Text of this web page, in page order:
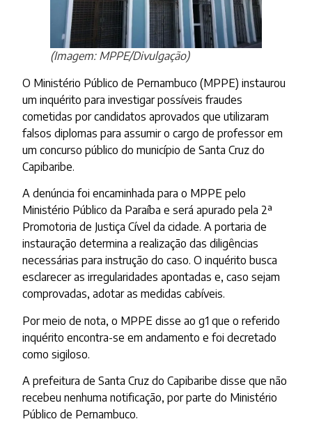
(Imagem: MPPE/Divulgação)
O Ministério Público de Pernambuco (MPPE) instaurou
um inquérito para investigar possíveis fraudes
cometidas por candidatos aprovados que utilizaram
falsos diplomas para assumir o cargo de professor em
um concurso público do município de Santa Cruz do
Capibaribe.
A denúncia foi encaminhada para o MPPE pelo
Ministério Público da Paraíba e será apurado pela 2ª
Promotoria de Justiça Cível da cidade. A portaria de
instauração determina a realização das diligências
necessárias para instrução do caso. O inquérito busca
esclarecer as irregularidades apontadas e, caso sejam
comprovadas, adotar as medidas cabíveis.
Por meio de nota, o MPPE disse ao g1 que o referido
inquérito encontra-se em andamento e foi decretado
como sigiloso.
A prefeitura de Santa Cruz do Capibaribe disse que não
recebeu nenhuma notificação, por parte do Ministério
Público de Pernambuco.